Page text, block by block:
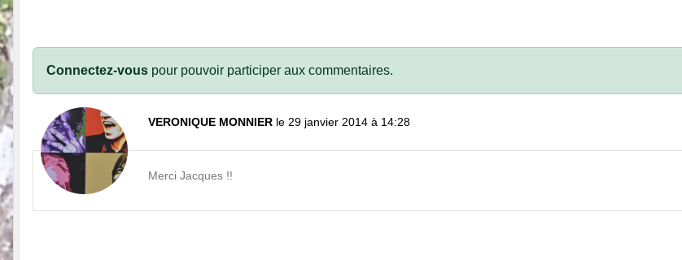
Connectez-vous pour pouvoir participer aux commentaires.
VERONIQUE MONNIER le 29 janvier 2014 à 14:28
Merci Jacques !!